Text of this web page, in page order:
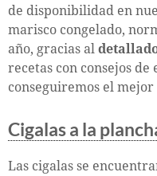
de disponibilidad en
marisco congelado,
año, gracias al
recetas con consejos de
conseguiremos el
Cigalas a la
Las cigalas se